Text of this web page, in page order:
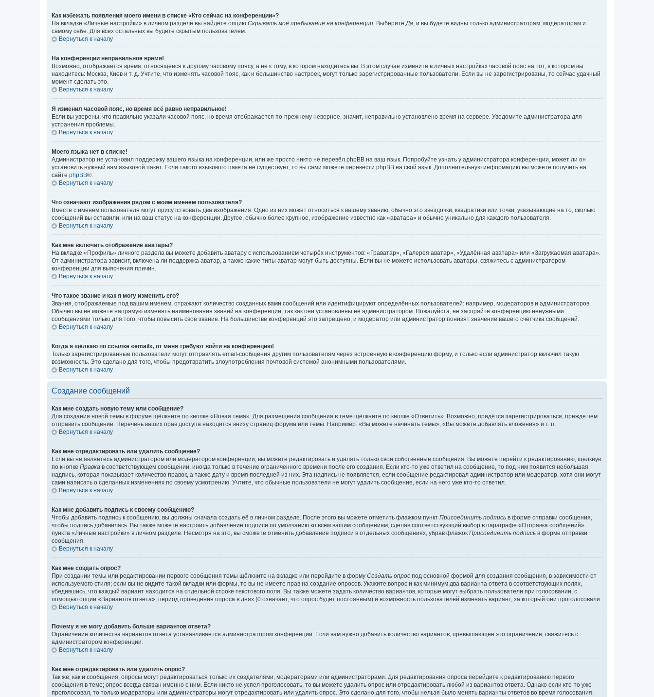
Как избежать появления моего имени в списке «Кто сейчас на конференции»?
На вкладке «Личные настройки» в личном разделе вы найдёте опцию Скрывать моё пребывание на конференции . Выберите Да , и вы будете видны только администраторам, модераторам и
самому себе. Для всех остальных вы будете скрытым пользователем.
Вернуться к началу
На конференции неправильное время!
Возможно, отображается время, относящееся к другому часовому поясу, а не к тому, в котором находитесь вы. В этом случае измените в личных настройках часовой пояс на тот, в котором вы
находитесь: Москва, Киев и т. д. Учтите, что изменять часовой пояс, как и большинство настроек, могут только зарегистрированные пользователи. Если вы не зарегистрированы, то сейчас удачный
момент сделать это.
Вернуться к началу
Я изменил часовой пояс, но время всё равно неправильное!
Если вы уверены, что правильно указали часовой пояс, но время отображается по-прежнему неверное, значит, неправильно установлено время на сервере. Уведомите администратора для
устранения проблемы.
Вернуться к началу
Моего языка нет в списке!
Администратор не установил поддержку вашего языка на конференции, или же просто никто не перевёл phpBB на ваш язык. Попробуйте узнать у администратора конференции, может ли он
установить нужный вам языковой пакет. Если такого языкового пакета не существует, то вы сами можете перевести phpBB на свой язык. Дополнительную информацию вы можете получить на
сайте phpBB®.
Вернуться к началу
Что означают изображения рядом с моим именем пользователя?
Вместе с именем пользователя могут присутствовать два изображения. Одно из них может относиться к вашему званию, обычно это звёздочки, квадратики или точки, указывающие на то, сколько
сообщений вы оставили, или на ваш статус на конференции. Другое, обычно более крупное, изображение известно как «аватара» и обычно уникально для каждого пользователя.
Вернуться к началу
Как мне включить отображение аватары?
На вкладке «Профиль» личного раздела вы можете добавить аватару с использованием четырёх инструментов: «Граватар», «Галерея аватар», «Удалённая аватара» или «Загружаемая аватара».
От администратора зависит, включена ли поддержка аватар, а также какие типы аватар могут быть доступны. Если вы не можете использовать аватары, свяжитесь с администратором
конференции для выяснения причин.
Вернуться к началу
Что такое звание и как я могу изменить его?
Звания, отображаемые под вашим именем, отражают количество созданных вами сообщений или идентифицируют определённых пользователей: например, модераторов и администраторов.
Обычно вы не можете напрямую изменять наименования званий на конференции, так как они установлены её администратором. Пожалуйста, не засоряйте конференцию ненужными
сообщениями только для того, чтобы повысить своё звание. На большинстве конференций это запрещено, и модератор или администратор понизят значение вашего счётчика сообщений.
Вернуться к началу
Когда я щёлкаю по ссылке «email», от меня требуют войти на конференцию!
Только зарегистрированные пользователи могут отправлять email-сообщения другим пользователям через встроенную в конференцию форму, и только если администратор включил такую
возможность. Это сделано для того, чтобы предотвратить злоупотребления почтовой системой анонимными пользователями.
Вернуться к началу
Создание сообщений
Как мне создать новую тему или сообщение?
Для создания новой темы в форуме щёлкните по кнопке «Новая тема». Для размещения сообщения в теме щёлкните по кнопке «Ответить». Возможно, придётся зарегистрироваться, прежде чем
отправить сообщение. Перечень ваших прав доступа находится внизу страниц форума или темы. Например: «Вы можете начинать темы», «Вы можете добавлять вложения» и т. п.
Вернуться к началу
Как мне отредактировать или удалить сообщение?
Если вы не являетесь администратором или модератором конференции, вы можете редактировать и удалять только свои собственные сообщения. Вы можете перейти к редактированию, щёлкнув
по кнопке Правка в соответствующем сообщении, иногда только в течение ограниченного времени после его создания. Если кто-то уже ответил на сообщение, то под ним появится небольшая
надпись, которая показывает количество правок, а также дату и время последней из них. Эта надпись не появляется, если сообщение редактировал администратор или модератор, хотя они могут
сами написать о сделанных изменениях по своему усмотрению. Учтите, что обычные пользователи не могут удалить сообщение, если на него уже кто-то ответил.
Вернуться к началу
Как мне добавить подпись к своему сообщению?
Чтобы добавить подпись к сообщению, вы должны сначала создать её в личном разделе. После этого вы можете отметить флажком пункт Присоединить подпись в форме отправки сообщения,
чтобы подпись добавилась. Вы также можете настроить добавление подписи по умолчанию ко всем вашим сообщениям, сделав соответствующий выбор в параграфе «Отправка сообщений»
пункта «Личные настройки» в личном разделе. Несмотря на это, вы сможете отменить добавление подписи в отдельных сообщениях, убрав флажок Присоединить подпись в форме отправки
сообщения.
Вернуться к началу
Как мне создать опрос?
При создании темы или редактировании первого сообщения темы щёлкните на вкладке или перейдите в форму Создать опрос под основной формой для создания сообщения, в зависимости от
используемого стиля; если вы не видите такой вкладки или формы, то вы не имеете прав на создание опросов. Укажите вопрос и как минимум два варианта ответа в соответствующих полях,
убедившись, что каждый вариант находится на отдельной строке текстового поля. Вы также можете задать количество вариантов, которые могут выбрать пользователи при голосовании, с
помощью опции «Вариантов ответа», период проведения опроса в днях (0 означает, что опрос будет постоянным) и возможность пользователей изменять вариант, за который они проголосовали.
Вернуться к началу
Почему я не могу добавить больше вариантов ответа?
Ограничение количества вариантов ответа устанавливается администратором конференции. Если вам нужно добавить количество вариантов, превышающее это ограничение, свяжитесь с
администратором конференции.
Вернуться к началу
Как мне отредактировать или удалить опрос?
Так же, как и сообщения, опросы могут редактироваться только их создателями, модераторами или администраторами. Для редактирования опроса перейдите к редактированию первого
сообщения в теме; опрос всегда связан именно с ним. Если никто не успел проголосовать, то вы можете удалить опрос или отредактировать любой из вариантов ответа. Однако если кто-то уже
проголосовал, то только модераторы или администраторы могут отредактировать или удалить опрос. Это сделано для того, чтобы нельзя было менять варианты ответов во время голосования.